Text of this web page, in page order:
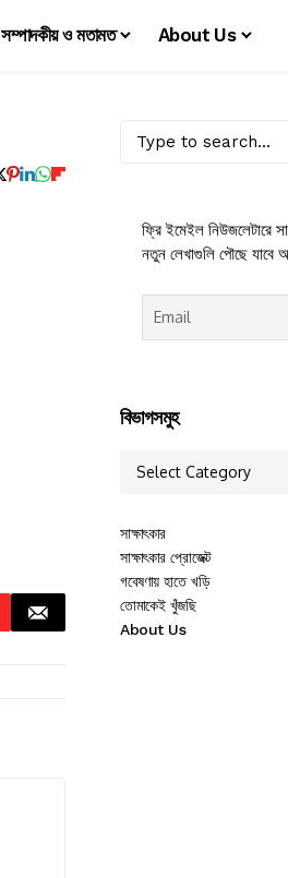
সম্পাদকীয় ও মতামত About Us
ফ্রি ইমেইল নিউজলেটারে
নতুন লেখাগুলি পৌছে যাবে
বিভাগসমুহ
সাক্ষাৎকার
সাক্ষাৎকার প্রোজেক্ট
গবেষণায় হাতে খড়ি
তোমাকেই খুঁজছি
About Us